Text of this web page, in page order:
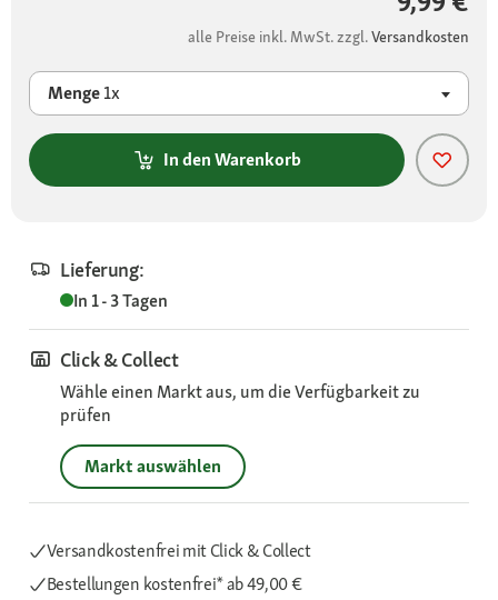
alle Preise inkl. MwSt. zzgl.Versandkosten
Menge1x
In den Warenkorb
Lieferung:
In 1 - 3 Tagen
Click & Collect
Wähle einen Markt aus, um die Verfügbarkeit zu
prüfen
Markt auswählen
Versandkostenfrei mit Click & Collect
Bestellungen kostenfrei*ab 49,00 €